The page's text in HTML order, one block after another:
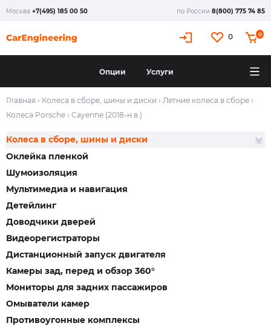
Москва +7(495) 185 00 50 по России 8(800) 775 74 85
0 0
Опции Услуги
Главная › Колеса в сборе, шины и диски › Летние колеса в сборе ›
Колеса Porsche › Cayenne (2018-н.в.)
Оклейка пленкой
Шумоизоляция
Мультимедиа и навигация
Детейлинг
Доводчики дверей
Видеорегистраторы
Дистанционный запуск двигателя
Камеры зад, перед и обзор 360°
Колеса в сборе, шины и диски
Мониторы для задних пассажиров
Омыватели камер
Противоугонные комплексы